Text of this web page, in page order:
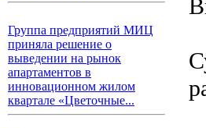
Группа предприятий МИЦ
приняла решение о
выведении на рынок
апартаментов в
инновационном жилом
квартале «Цветочные...